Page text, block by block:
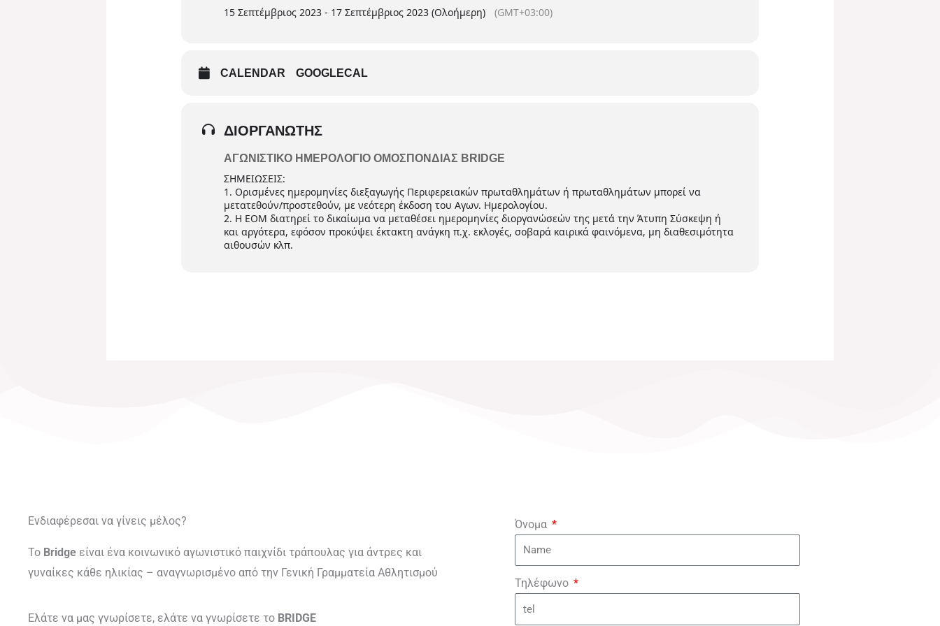
15 Σεπτέμβριος 2023 - 17 Σεπτέμβριος 2023 (Ολοήμερη) (GMT+03:00)
CALENDAR GOOGLECAL
ΔΙΟΡΓΑΝΩΤΉΣ
ΑΓΩΝΙΣΤΙΚΌ ΗΜΕΡΟΛΌΓΙΟ ΟΜΟΣΠΟΝΔΊΑΣ BRIDGE
ΣΗΜΕΙΩΣΕΙΣ:
1. Ορισμένες ημερομηνίες διεξαγωγής Περιφερειακών πρωταθλημάτων ή πρωταθλημάτων μπορεί να
μετατεθούν/προστεθούν, με νεότερη έκδοση του Αγων. Ημερολογίου.
2. Η ΕΟΜ διατηρεί το δικαίωμα να μεταθέσει ημερομηνίες διοργανώσεών της μετά την Άτυπη Σύσκεψη ή
και αργότερα, εφόσον προκύψει έκτακτη ανάγκη π.χ. εκλογές, σοβαρά καιρικά φαινόμενα, μη διαθεσιμότητα
αιθουσών κλπ.
Ενδιαφέρεσαι να γίνεις μέλος?
Το Bridge είναι ένα κοινωνικό αγωνιστικό παιχνίδι τράπουλας για άντρες και
γυναίκες κάθε ηλικίας – αναγνωρισμένο από την Γενική Γραμματεία Αθλητισμού
Ελάτε να μας γνωρίσετε, ελάτε να γνωρίσετε το BRIDGE
Όνομα
Τηλέφωνο